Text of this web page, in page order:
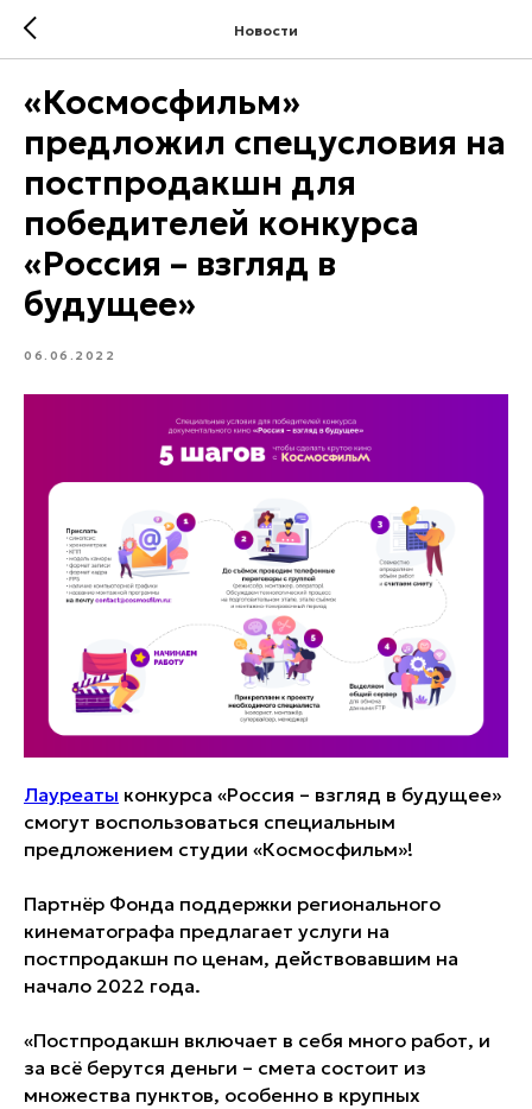
Новости
«Космосфильм»
предложил спецусловия на
постпродакшн для
победителей конкурса
«Россия – взгляд в
будущее»
06.06.2022
Лауреаты конкурса «Россия – взгляд в будущее»
смогут воспользоваться специальным
предложением студии «Космосфильм»!
Партнёр Фонда поддержки регионального
кинематографа предлагает услуги на
постпродакшн по ценам, действовавшим на
начало 2022 года.
«Постпродакшн включает в себя много работ, и
за всё берутся деньги – смета состоит из
множества пунктов, особенно в крупных